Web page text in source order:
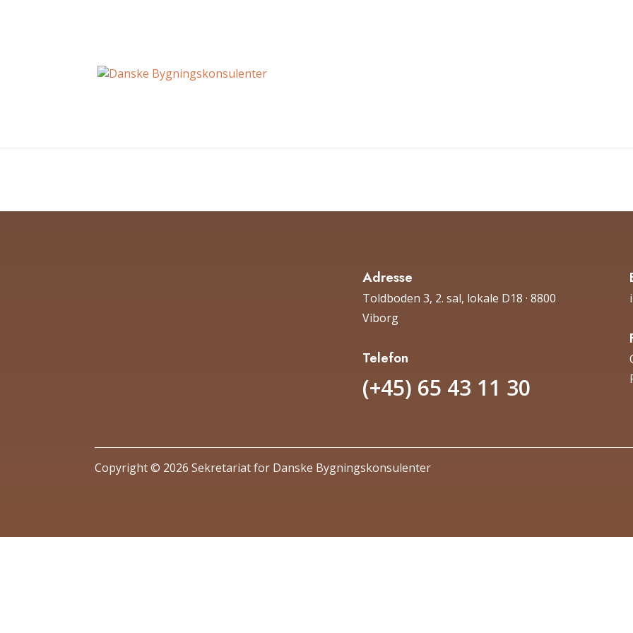
Adresse
Toldboden 3, 2. sal, lokale D18 · 8800
Viborg
Telefon
(+45) 65 43 11 30
Copyright © 2026 Sekretariat for Danske Bygningskonsulenter